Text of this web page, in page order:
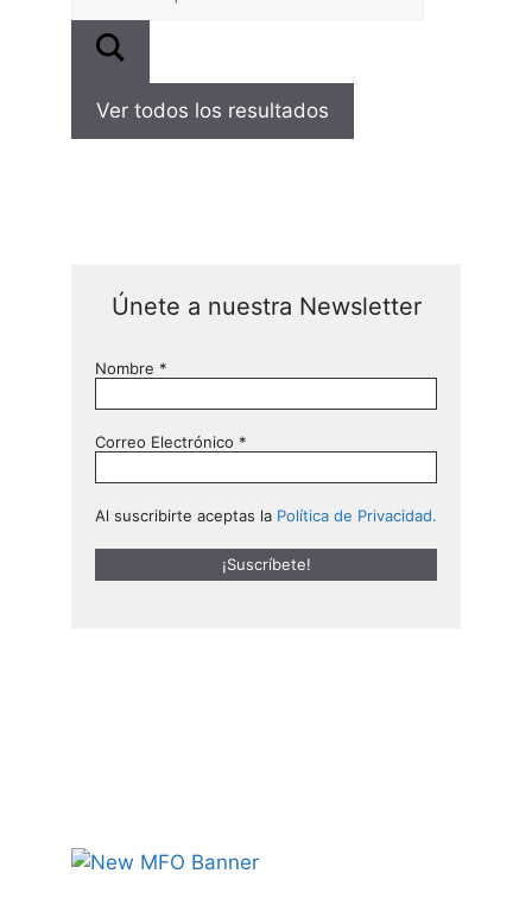
Ver todos los resultados
Únete a nuestra Newsletter
Nombre *
Correo Electrónico *
Al suscribirte aceptas la Política de Privacidad.